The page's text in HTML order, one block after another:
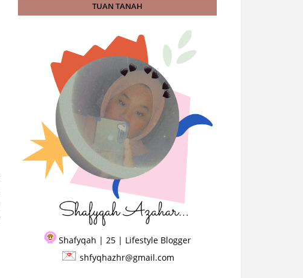
TUAN TANAH
Shafyqah | 25 | Lifestyle Blogger
shfyqhazhr@gmail.com